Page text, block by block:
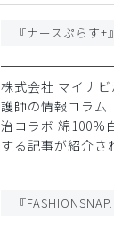
株式会社 マイナ
護師の情報コラム
治コラボ 綿100%
する記事が紹介さ